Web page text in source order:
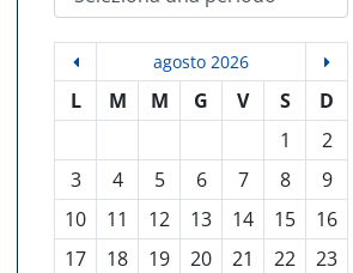
agosto 2026
L M M G V S
D
1
2
3
4 5 6 7 8
9
10
11 12 13 14 15
16
17
18 19 20 21 22
23